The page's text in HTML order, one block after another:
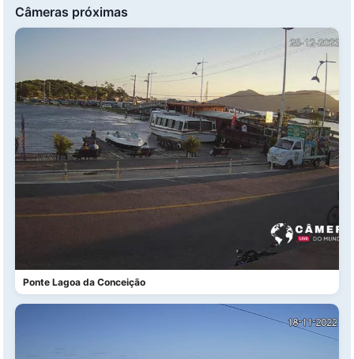
Câmeras próximas
Ponte Lagoa da Conceição